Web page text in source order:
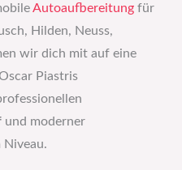
Autoaufbereitung für
Hilden, Neuss,
wir dich mit auf eine
Piastris
und moderner
Niveau.